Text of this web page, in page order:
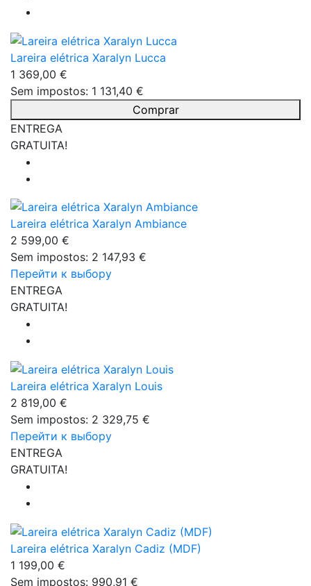
Lareira elétrica Xaralyn Lucca
1 369,00 €
Sem impostos: 1 131,40 €
Comprar
ENTREGA
GRATUITA!
Lareira elétrica Xaralyn Ambiance
2 599,00 €
Sem impostos: 2 147,93 €
Перейти к выбору
ENTREGA
GRATUITA!
Lareira elétrica Xaralyn Louis
2 819,00 €
Sem impostos: 2 329,75 €
Перейти к выбору
ENTREGA
GRATUITA!
Lareira elétrica Xaralyn Cadiz (MDF)
1 199,00 €
Sem impostos: 990,91 €